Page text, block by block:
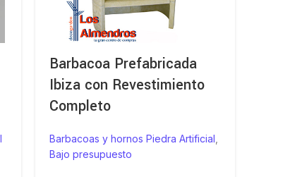
Barbacoa Prefabricada
Ibiza con Revestimiento
Completo
Barbacoas y hornos Piedra Artificial ,
Bajo presupuesto